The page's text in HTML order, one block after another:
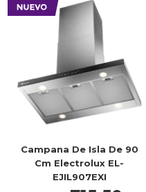
Campana De Isla De 90
Cm Electrolux EL-
EJIL907EXI